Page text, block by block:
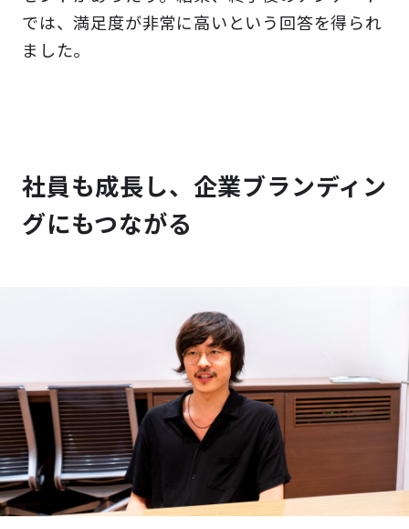
では、満足度が非常に高いという回答を得られ
ました。
社員も成長し、企業ブランディン
グにもつながる